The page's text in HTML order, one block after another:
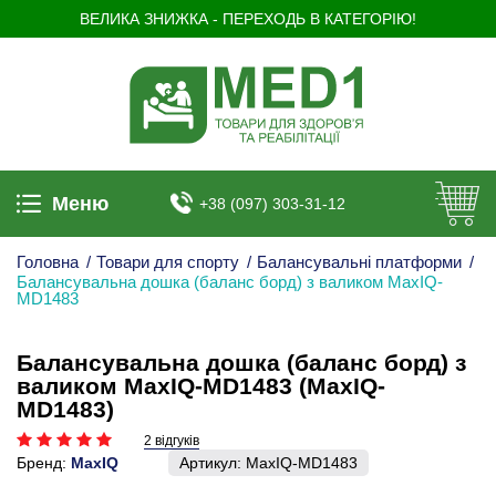
ВЕЛИКА ЗНИЖКА - ПЕРЕХОДЬ В КАТЕГОРІЮ!
Меню +38 (097) 303-31-12
Головна / Товари для спорту / Балансувальні платформи /
Балансувальна дошка (баланс борд) з валиком MaxIQ-
MD1483
Балансувальна дошка (баланс борд) з
валиком MaxIQ-MD1483 (MaxIQ-
MD1483)
2 відгуків
Бренд: MaxIQ Артикул: MaxIQ-MD1483